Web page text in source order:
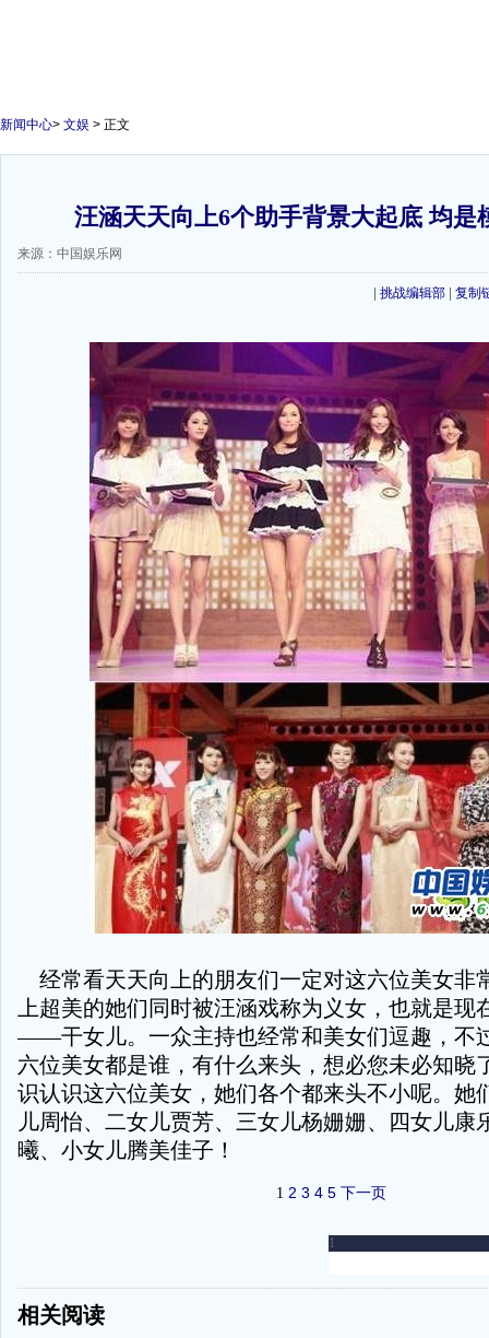
新闻中心> 文娱 > 正文
汪涵天天向上6个助手背景大起底 均是
来源：中国娱乐网
挑战编辑部 复制
经常看天天向上的朋友们一定对这六位美女非
上超美的她们同时被汪涵戏称为义女，也就是现
——干女儿。一众主持也经常和美女们逗趣，不
六位美女都是谁，有什么来头，想必您未必知晓
识认识这六位美女，她们各个都来头不小呢。她
儿周怡、二女儿贾芳、三女儿杨姗姗、四女儿康
曦、小女儿腾美佳子！
1 2 3 4 5 下一页
-
相关阅读